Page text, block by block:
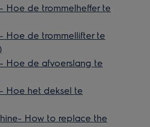
Hoe de trommelheffer te
Hoe de trommellifter te
Hoe de afvoerslang te
Hoe het deksel te
How to replace the